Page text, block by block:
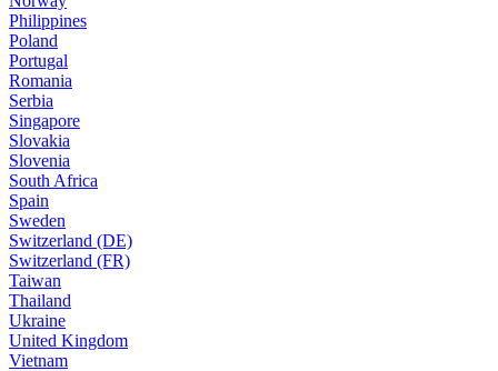
Philippines
Poland
Portugal
Romania
Serbia
Singapore
Slovakia
Slovenia
South Africa
Spain
Sweden
Switzerland (DE)
Switzerland (FR)
Taiwan
Thailand
Ukraine
United Kingdom
Vietnam